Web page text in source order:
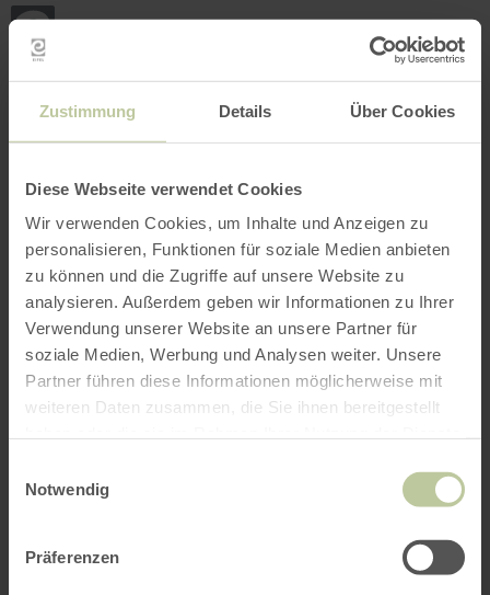
Zustimmung Details Über Cookies
Diese Webseite verwendet Cookies
Wir verwenden Cookies, um Inhalte und Anzeigen zu
personalisieren, Funktionen für soziale Medien anbieten
zu können und die Zugriffe auf unsere Website zu
analysieren. Außerdem geben wir Informationen zu Ihrer
Verwendung unserer Website an unsere Partner für
soziale Medien, Werbung und Analysen weiter. Unsere
Partner führen diese Informationen möglicherweise mit
weiteren Daten zusammen, die Sie ihnen bereitgestellt
Notwendig
Präferenzen
Ga naar de hoofdinhoud
Ga naar de zoekfunctie
Ga naar de hoofdnavigatie
Ga naar de voettekst
Terug
naar
startpagina
ZOEKEN MENU
Het onderstaande vrijetijdsaanbod is door de
aanbieder Natur Pur - Eifel op het
aanbieder Natur Pur - Eifel is als enige
verantwoordelijk voor de inhoud.